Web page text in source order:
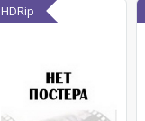
HDRip